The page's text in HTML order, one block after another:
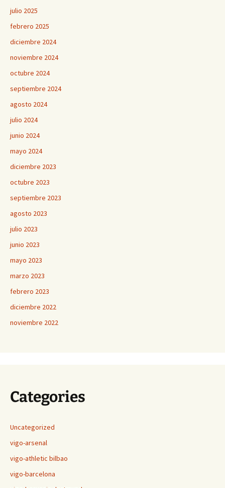
julio 2025
febrero 2025
diciembre 2024
noviembre 2024
octubre 2024
septiembre 2024
agosto 2024
julio 2024
junio 2024
mayo 2024
diciembre 2023
octubre 2023
septiembre 2023
agosto 2023
julio 2023
junio 2023
mayo 2023
marzo 2023
febrero 2023
diciembre 2022
noviembre 2022
Categories
Uncategorized
vigo-arsenal
vigo-athletic bilbao
vigo-barcelona